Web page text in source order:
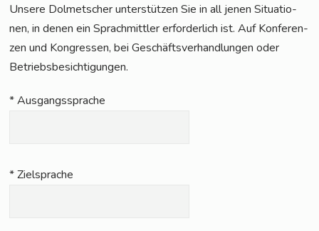
Unse­re Dol­met­scher unter­stüt­zen Sie in all jenen Situa­tio­
nen, in denen ein Sprach­mitt­ler erfor­der­lich ist. Auf Kon­fe­ren­
zen und Kon­gres­sen, bei Geschäfts­ver­hand­lun­gen oder
Betriebsbesichtigungen.
* Aus­gangs­spra­che
* Ziel­spra­che